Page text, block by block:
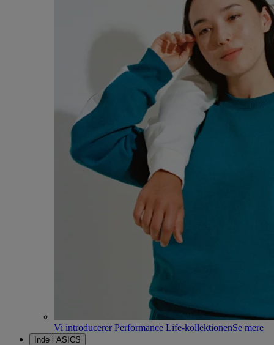
Vi introducerer Performance Life-kollektionenSe mere
Inde i ASICS